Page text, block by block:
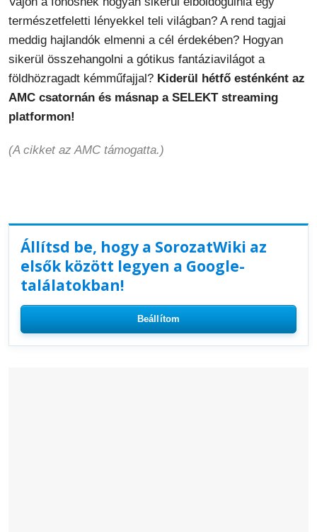
természetfeletti lényekkel teli világban? A rend tagjai
meddig hajlandók elmenni a cél érdekében? Hogyan
sikerül összehangolni a gótikus fantáziavilágot a
földhözragadt kémműfajjal? Kiderül hétfő esténként az
AMC csatornán és másnap a SELEKT streaming
platformon!
(A cikket az AMC támogatta.)
Állítsd be, hogy a SorozatWiki az
elsők között legyen a Google-
találatokban!
Beállítom